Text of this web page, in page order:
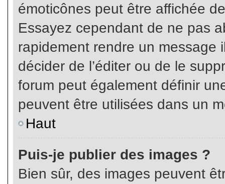
émoticônes peut être affichée
Essayez cependant de ne pas
rapidement rendre un message
décider de l’éditer ou de le
forum peut également définir
peuvent être utilisées dans un
Haut
Puis-je publier des images ?
Bien sûr, des images peuvent